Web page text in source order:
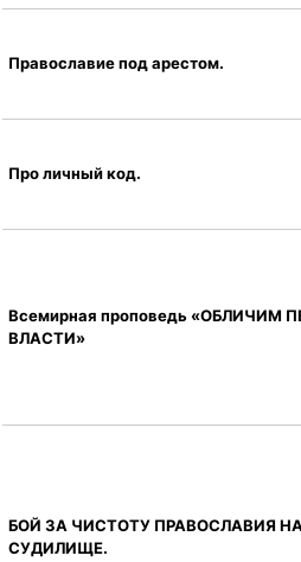
Православие под арестом.
Про личный код.
Всемирная проповедь «ОБЛИЧИМ
ВЛАСТИ»
БОЙ ЗА ЧИСТОТУ ПРАВОСЛАВИЯ
СУДИЛИЩЕ.